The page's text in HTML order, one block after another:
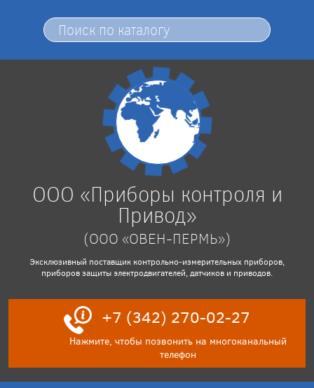
ООО «Приборы контроля и
Привод»
(ООО «ОВЕН-ПЕРМЬ»)
Эксклюзивный поставщик контрольно-измерительных приборов,
приборов защиты электродвигателей, датчиков и приводов.
+7 (342) 270-02-27
Нажмите, чтобы позвонить на многоканальный
телефон